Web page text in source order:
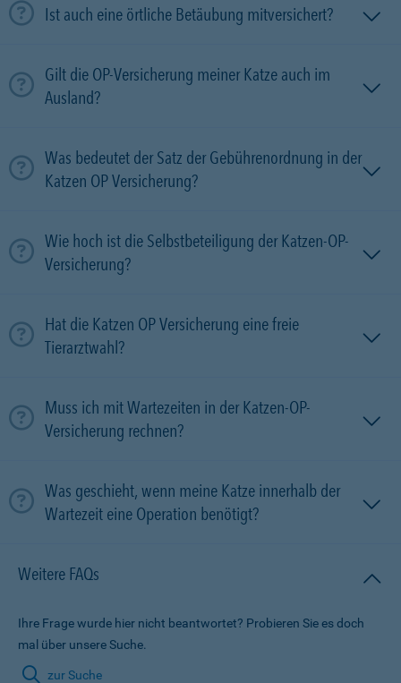
Ist auch eine örtliche Betäubung mitversichert?
Gilt die OP-Versicherung meiner Katze auch im
Ausland?
Was bedeutet der Satz der Gebührenordnung in der
Katzen OP Versicherung?
Wie hoch ist die Selbstbeteiligung der Katzen-OP-
Versicherung?
Hat die Katzen OP Versicherung eine freie
Tierarztwahl?
Muss ich mit Wartezeiten in der Katzen-OP-
Versicherung rechnen?
Was geschieht, wenn meine Katze innerhalb der
Wartezeit eine Operation benötigt?
Weitere FAQs
Ihre Frage wurde hier nicht beantwortet? Probieren Sie es doch
mal über unsere Suche.
zur Suche